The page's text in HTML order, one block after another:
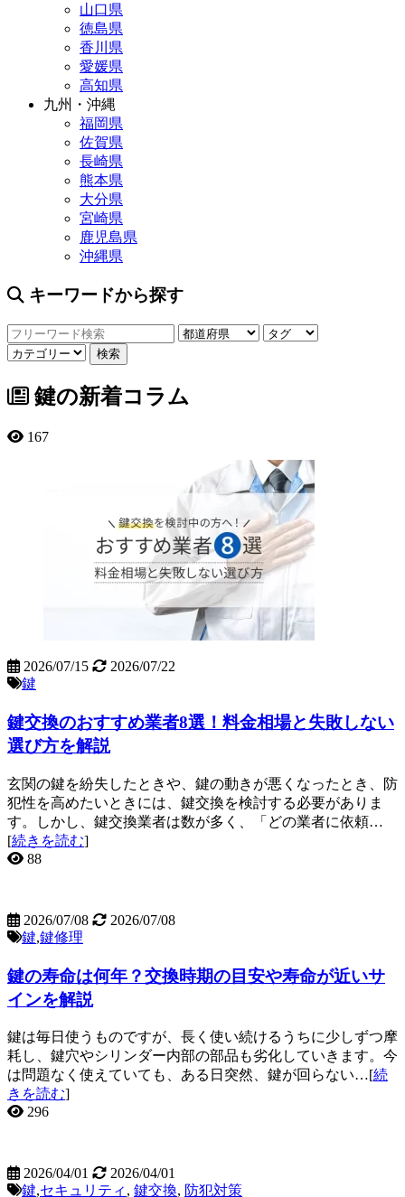
山口県
徳島県
香川県
愛媛県
高知県
九州・沖縄
福岡県
佐賀県
長崎県
熊本県
大分県
宮崎県
鹿児島県
沖縄県
キーワードから探す
鍵の新着コラム
167
2026/07/15
2026/07/22
鍵
鍵交換のおすすめ業者8選！料金相場と失敗しない
選び方を解説
玄関の鍵を紛失したときや、鍵の動きが悪くなったとき、防
犯性を高めたいときには、鍵交換を検討する必要がありま
す。しかし、鍵交換業者は数が多く、「どの業者に依頼…
[続きを読む]
88
2026/07/08
2026/07/08
鍵,鍵修理
鍵の寿命は何年？交換時期の目安や寿命が近いサ
インを解説
鍵は毎日使うものですが、長く使い続けるうちに少しずつ摩
耗し、鍵穴やシリンダー内部の部品も劣化していきます。今
は問題なく使えていても、ある日突然、鍵が回らない…[続
きを読む]
296
2026/04/01
2026/04/01
鍵,セキュリティ , 鍵交換, 防犯対策